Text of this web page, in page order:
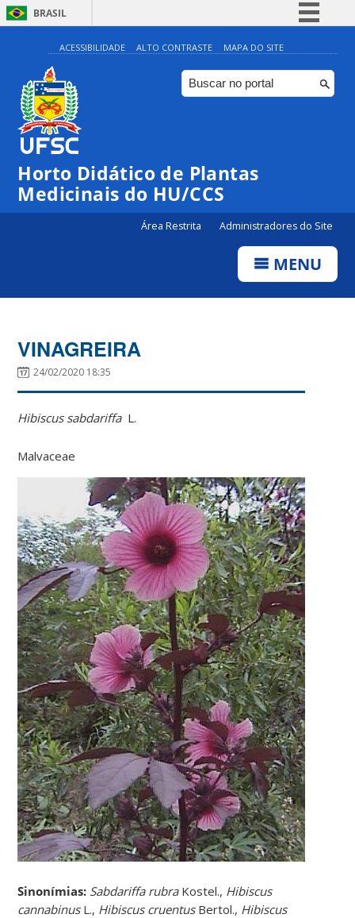
BRASIL
Simplifique!
Comunica BR
Participe
Canais
ACESSIBILIDADE ALTO CONTRASTE MAPA DO SITE
Horto Didático de Plantas
Medicinais do HU/CCS
Área Restrita Administradores do Site
MENU
VINAGREIRA
24/02/2020 18:35
Hibiscus sabdariffaL.
Malvaceae
Sinonímias: Sabdariffa rubraKostel., Hibiscus
cannabinusL., Hibiscus cruentusBertol., Hibiscus